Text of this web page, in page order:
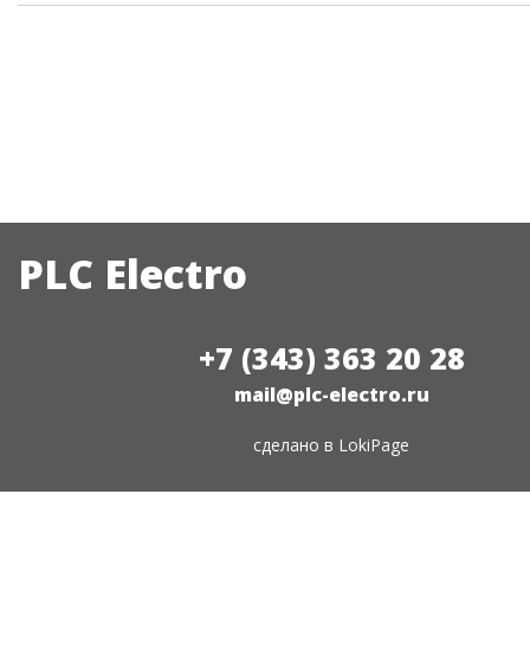
PLC Electro
+7 (343) 363 20 28
mail@plc-electro.ru
сделано в LokiPage